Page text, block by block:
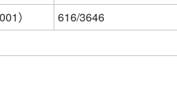
001）
616/3646